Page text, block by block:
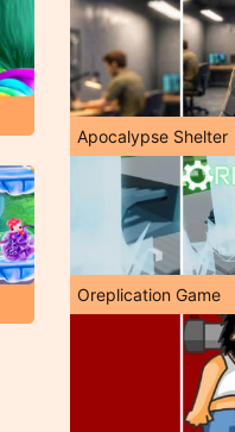
Apocalypse Shelter
Oreplication Game